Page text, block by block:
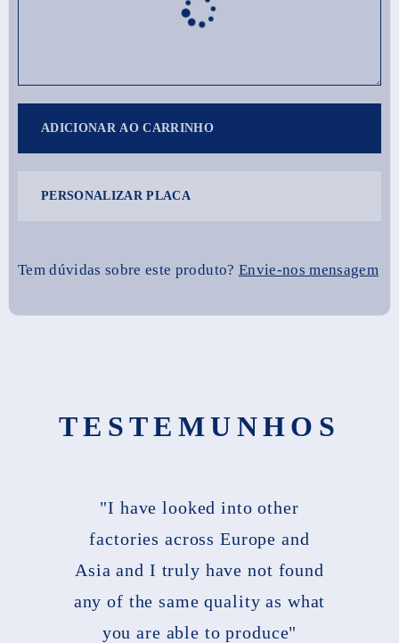
ADICIONAR AO CARRINHO
PERSONALIZAR PLACA
Tem dúvidas sobre este produto? Envie-nos mensagem
TESTEMUNHOS
"I have looked into other
factories across Europe and
Asia and I truly have not found
any of the same quality as what
you are able to produce"